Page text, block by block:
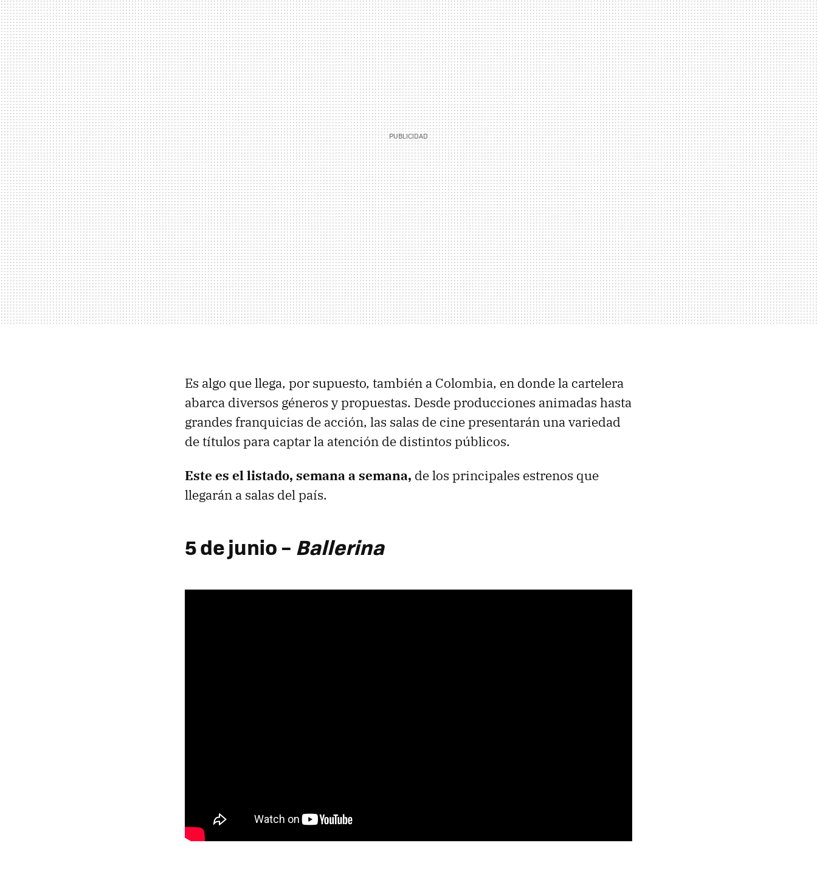
Es algo que llega, por supuesto, también a Colombia, en donde la cartelera
abarca diversos géneros y propuestas. Desde producciones animadas hasta
grandes franquicias de acción, las salas de cine presentarán una variedad
de títulos para captar la atención de distintos públicos.
Este es el listado, semana a semana, de los principales estrenos que
llegarán a salas del país.
5 de junio – Ballerina